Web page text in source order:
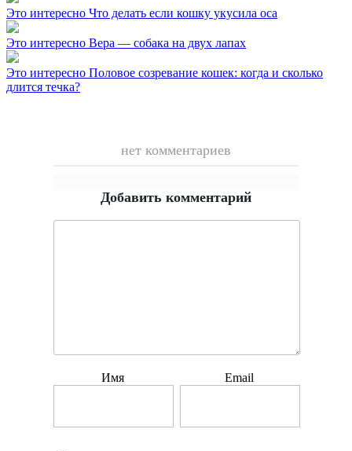
Это интересно Что делать если кошку укусила оса
Это интересно Вера — собака на двух лапах
Это интересно Половое созревание кошек: когда и сколько
длится течка?
нет комментариев
Добавить комментарий
Имя Email